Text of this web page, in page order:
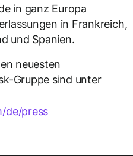
in ganz Europa
in Frankreich,
und Spanien.
neuesten
Gruppe sind unter
de/press